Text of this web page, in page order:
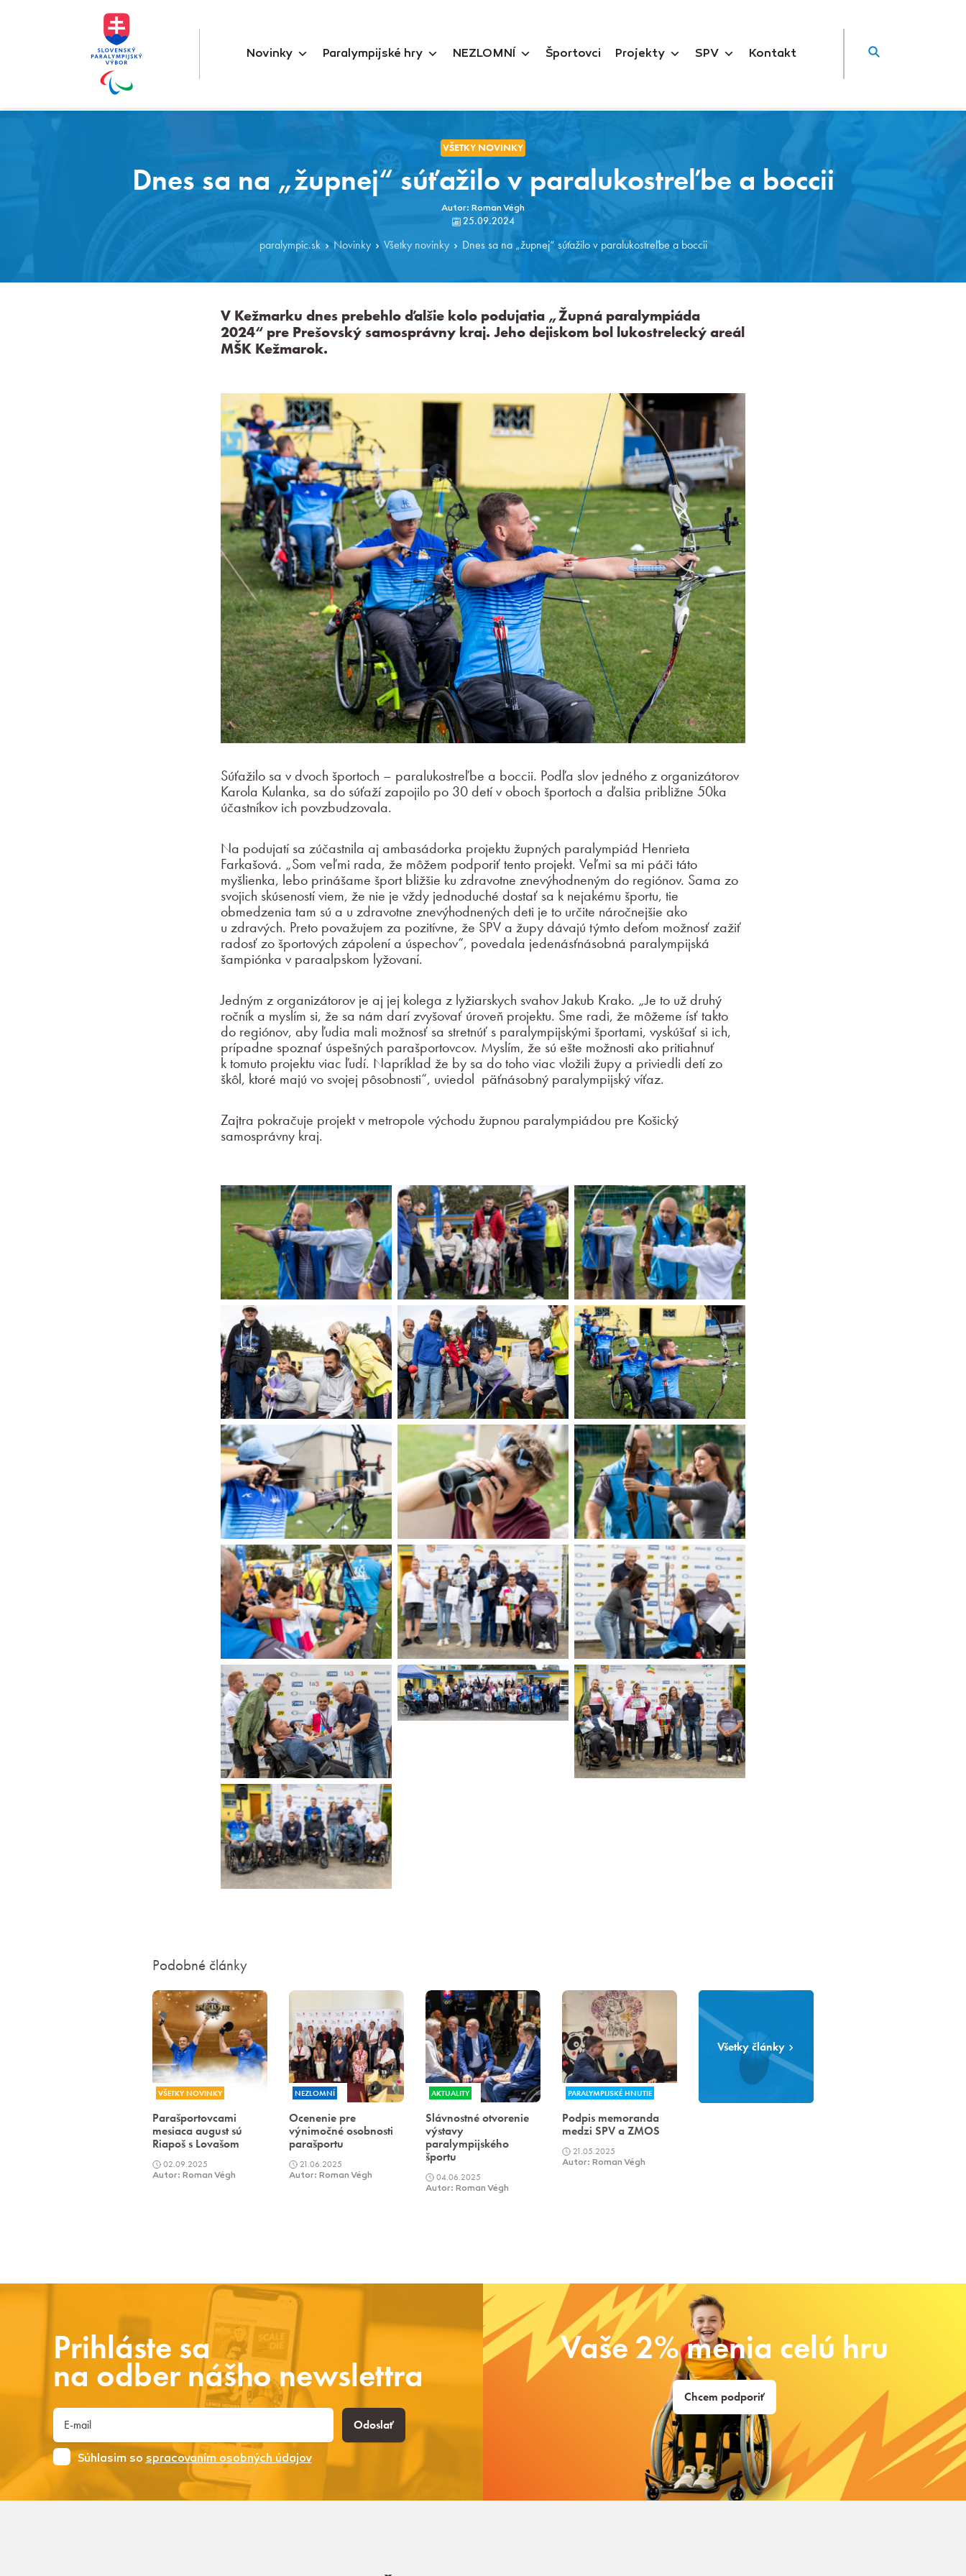
Novinky Paralympijské hry NEZLOMNÍ Športovci Projekty SPV Kontakt
VŠETKY NOVINKY
Dnes sa na „župnej“ súťažilo v paralukostreľbe a boccii
Autor: Roman Végh
25.09.2024
paralympic.sk Novinky Všetky novinky Dnes sa na „župnej“ súťažilo v paralukostreľbe a boccii
V Kežmarku dnes prebehlo ďalšie kolo podujatia „Župná paralympiáda
2024“ pre Prešovský samosprávny kraj. Jeho dejiskom bol lukostrelecký areál
MŠK Kežmarok.
Súťažilo sa v dvoch športoch – paralukostreľbe a boccii. Podľa slov jedného z organizátorov
Karola Kulanka, sa do súťaží zapojilo po 30 detí v oboch športoch a ďalšia približne 50ka
účastníkov ich povzbudzovala.
Na podujatí sa zúčastnila aj ambasádorka projektu župných paralympiád Henrieta
Farkašová. „Som veľmi rada, že môžem podporiť tento projekt. Veľmi sa mi páči táto
myšlienka, lebo prinášame šport bližšie ku zdravotne znevýhodneným do regiónov. Sama zo
svojich skúseností viem, že nie je vždy jednoduché dostať sa k nejakému športu, tie
obmedzenia tam sú a u zdravotne znevýhodnených deti je to určite náročnejšie ako
u zdravých. Preto považujem za pozitívne, že SPV a župy dávajú týmto deťom možnosť zažiť
radosť zo športových zápolení a úspechov“, povedala jedenásťnásobná paralympijská
šampiónka v paraalpskom lyžovaní.
Jedným z organizátorov je aj jej kolega z lyžiarskych svahov Jakub Krako. „Je to už druhý
ročník a myslím si, že sa nám darí zvyšovať úroveň projektu. Sme radi, že môžeme ísť takto
do regiónov, aby ľudia mali možnosť sa stretnúť s paralympijskými športami, vyskúšať si ich,
prípadne spoznať úspešných parašportovcov. Myslím, že sú ešte možnosti ako pritiahnuť
k tomuto projektu viac ľudí. Napríklad že by sa do toho viac vložili župy a priviedli detí zo
škôl, ktoré majú vo svojej pôsobnosti“, uviedol päťnásobný paralympijský víťaz.
Zajtra pokračuje projekt v metropole východu župnou paralympiádou pre Košický
samosprávny kraj.
Podobné články
VŠETKY NOVINKY
Parašportovcami
mesiaca august sú
Riapoš s Lovašom
02.09.2025
Autor: Roman Végh
NEZLOMNÍ
Ocenenie pre
výnimočné osobnosti
parašportu
21.06.2025
Autor: Roman Végh
AKTUALITY
Slávnostné otvorenie
výstavy
paralympijského
športu
04.06.2025
Autor: Roman Végh
PARALYMPIJSKÉ HNUTIE
Podpis memoranda
medzi SPV a ZMOS
21.05.2025
Autor: Roman Végh
Všetky články
Prihláste sa
na odber nášho newslettra
Odoslať
Súhlasim so spracovaním osobných údajov
Vaše 2% menia celú hru
Chcem podporiť